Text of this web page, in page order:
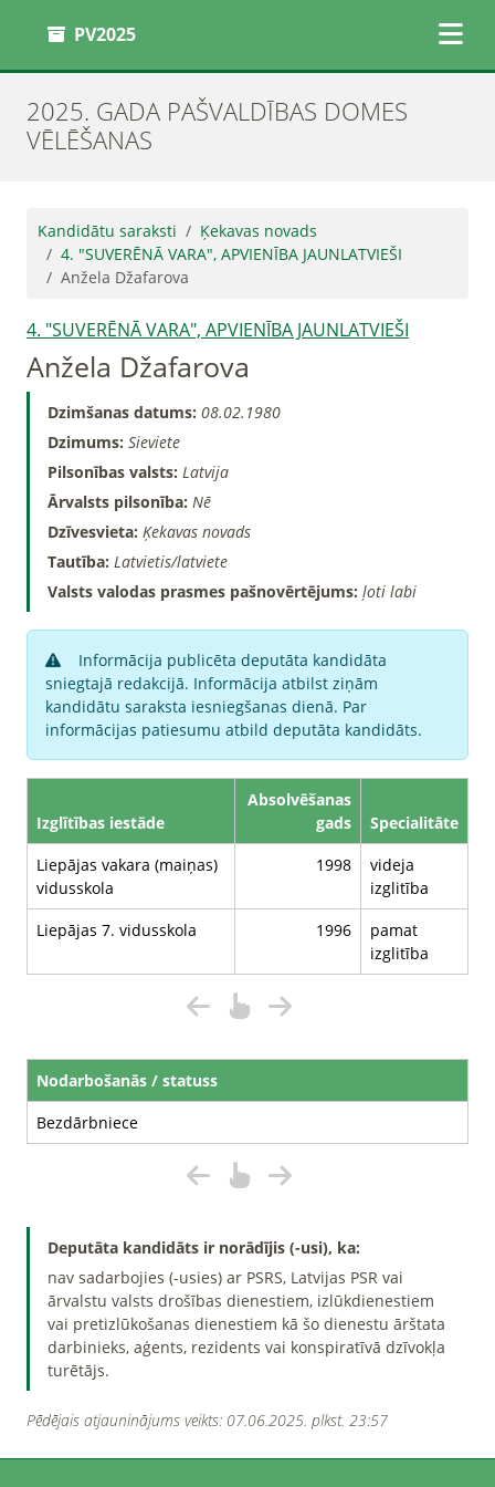
PV2025
2025. GADA PAŠVALDĪBAS DOMES
VĒLĒŠANAS
Kandidātu saraksti
Ķekavas novads
4. "SUVERĒNĀ VARA", APVIENĪBA JAUNLATVIEŠI
Anžela Džafarova
4. "SUVERĒNĀ VARA", APVIENĪBA JAUNLATVIEŠI
Anžela Džafarova
Dzimšanas datums: 08.02.1980
Dzimums: Sieviete
Pilsonības valsts: Latvija
Ārvalsts pilsonība: Nē
Dzīvesvieta: Ķekavas novads
Tautība: Latvietis/latviete
Valsts valodas prasmes pašnovērtējums: ļoti labi
Informācija publicēta deputāta kandidāta
sniegtajā redakcijā. Informācija atbilst ziņām
kandidātu saraksta iesniegšanas dienā. Par
informācijas patiesumu atbild deputāta kandidāts.
Izglītības iestāde
Absolvēšanas
gads
Specialitāte
Liepājas vakara (maiņas)
vidusskola
1998
videja
izglitība
Liepājas 7. vidusskola
1996
pamat
izglitība
Nodarbošanās / statuss
Bezdārbniece
Deputāta kandidāts ir norādījis (-usi), ka:
nav sadarbojies (-usies) ar PSRS, Latvijas PSR vai
ārvalstu valsts drošības dienestiem, izlūkdienestiem
vai pretizlūkošanas dienestiem kā šo dienestu ārštata
darbinieks, aģents, rezidents vai konspiratīvā dzīvokļa
turētājs.
Pēdējais atjauninājums veikts: 07.06.2025. plkst. 23:57